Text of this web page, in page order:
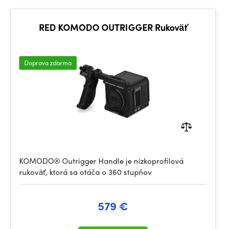
RED KOMODO OUTRIGGER Rukoväť
Doprava zdarma
KOMODO® Outrigger Handle je nízkoprofilová
rukoväť, ktorá sa otáča o 360 stupňov
579 €